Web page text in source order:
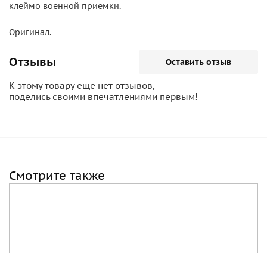
клеймо военной приемки.
Оригинал.
Отзывы Оставить отзыв
К этому товару еще нет отзывов,
поделись своими впечатлениями первым!
Смотрите также